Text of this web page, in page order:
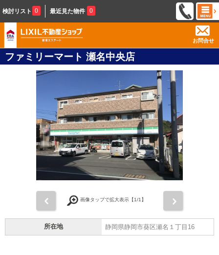
検討リスト 0 最近見た物件 0
お問合せ
ファミリーマート 瀬名中央店
画像タップで拡大表示【1/1】
所在地 静岡県静岡市葵区瀬名１丁目16